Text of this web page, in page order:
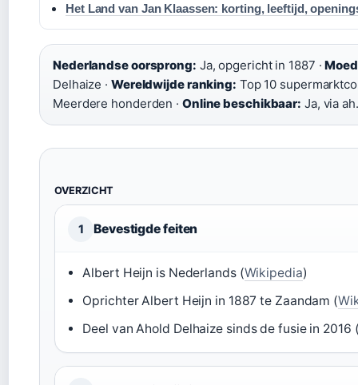
Het Land van Jan Klaassen: korting, leeftijd,
Nederlandse oorsprong: Ja, opgericht in 1887 ·
Delhaize · Wereldwijde ranking: Top 10
Meerdere honderden · Online beschikbaar: Ja, via
OVERZICHT
1 Bevestigde feiten
Albert Heijn is Nederlands (Wikipedia)
Oprichter Albert Heijn in 1887 te Zaandam (
Deel van Ahold Delhaize sinds de fusie in 2016